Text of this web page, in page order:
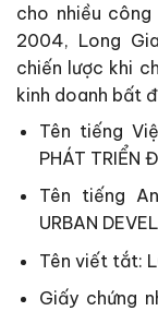
cho nhiều
2004, Long
chiến lược khi
kinh doanh bất
Tên tiếng
PHÁT TRIỂN
Tên tiếng
URBAN
Tên viết tắt:
Giấy chứng